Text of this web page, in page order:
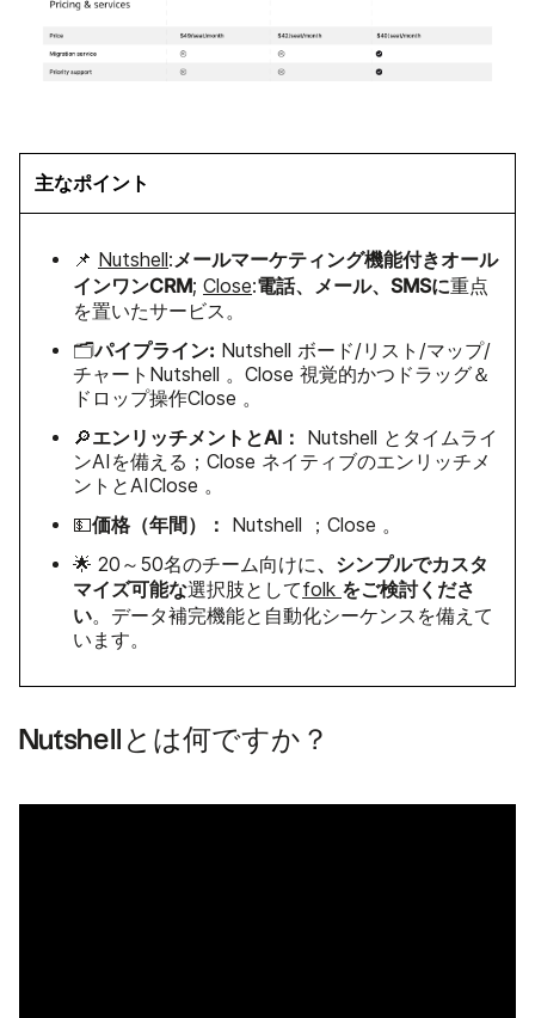
主なポイント
📌 Nutshell :メールマーケティング機能付きオール
インワンCRM; Close:電話、メール、SMSに重点
を置いたサービス。
🗂️パイプライン: Nutshell ボード/リスト/マップ/
チャートNutshell 。Close 視覚的かつドラッグ＆
ドロップ操作Close 。
🔎エンリッチメントとAI：
Nutshell とタイムライ
ンAIを備える；Close ネイティブのエンリッチメ
ントとAIClose 。
💵価格（年間）：
Nutshell ；Close 。
🌟 20～50名のチーム向けに、シンプルでカスタ
マイズ可能な選択肢としてfolk をご検討くださ
い。データ補完機能と自動化シーケンスを備えて
います。
Nutshellとは何ですか？